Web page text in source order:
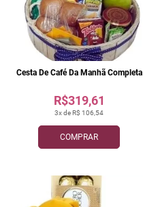
COMPRAR
3x de R$ 106,54
R$319,61
Cesta De Café Da Manhã Completa